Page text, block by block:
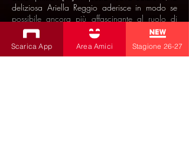
deliziosa Ariella Reggio aderisce in modo se
possibile ancora più affascinante al ruolo di
Maria, e forma una coppia ben amalgamata
con Cochi Ponzoni che, di suo, ci mette una
buona dose di stravagante ironia» (Renzo
Scarica App Area Amici Stagione 26-27